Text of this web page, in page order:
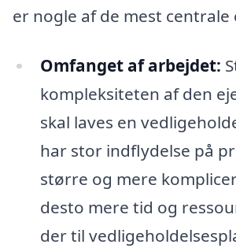
er nogle af de mest centrale
Omfanget af arbejdet:
kompleksiteten af den
skal laves en
har stor indflydelse på
større og mere
desto mere tid og
der til